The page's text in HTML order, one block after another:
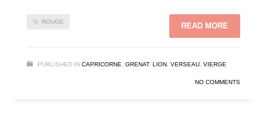
ROUGE READ MORE
PUBLISHED IN CAPRICORNE GRENAT, LION VERSEAU VIERGE
NO COMMENTS